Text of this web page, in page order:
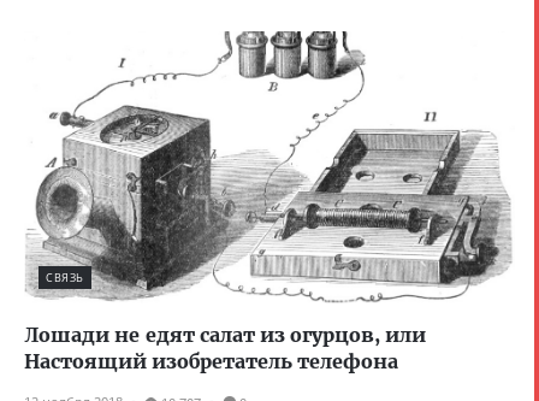
СВЯЗЬ
Лошади не едят салат из огурцов, или
Настоящий изобретатель телефона